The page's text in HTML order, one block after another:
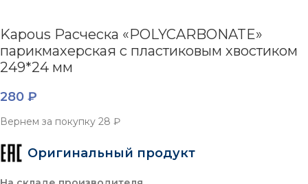
Kapous Расческа «POLYCARBONATE»
парикмахерская с пластиковым хвостиком
249*24 мм
280 ₽
Вернем за покупку 28 ₽
Оригинальный продукт